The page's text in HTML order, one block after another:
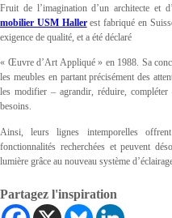
Fruit de l’imagination d’un architecte et
mobilier USM Hallerest fabriqué en
exigence de qualité, et a été déclaré
« Œuvre d’Art Appliqué » en 1988. Sa
les meubles en partant précisément des
les modifier – agrandir, réduire,
besoins.
Ainsi, leurs lignes intemporelles
fonctionnalités recherchées et peuvent
lumière grâce au nouveau système
Partagez l'inspiration